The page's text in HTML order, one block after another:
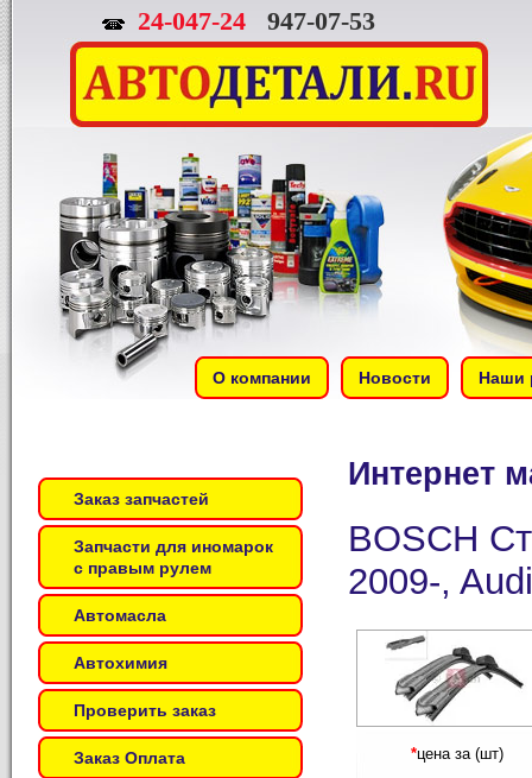
24-047-24 947-07-53
О компании Новости Наши
Заказ запчастей
Запчасти для иномарок
с правым рулем
Автомасла
Автохимия
Проверить заказ
Заказ Оплата
Интернет
BOSCH
2009-,
*цена за (шт)